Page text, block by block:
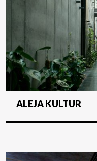
ALEJA KULTUR